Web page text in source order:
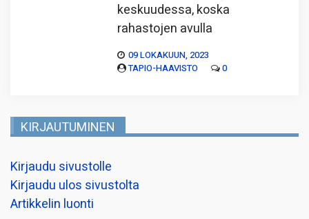
keskuudessa, koska
rahastojen avulla
09 LOKAKUUN, 2023
TAPIO-HAAVISTO
0
KIRJAUTUMINEN
Kirjaudu sivustolle
Kirjaudu ulos sivustolta
Artikkelin luonti